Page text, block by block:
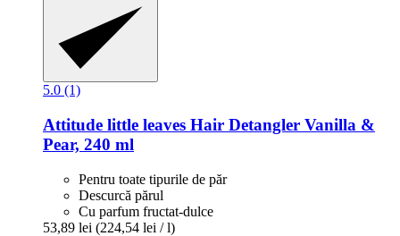
5.0 (1)
Attitude little leaves Hair Detangler Vanilla &
Pear, 240 ml
Pentru toate tipurile de păr
Descurcă părul
Cu parfum fructat-dulce
53,89 lei (224,54 lei / l)